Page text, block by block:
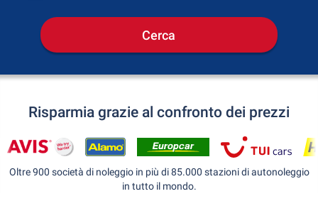
Cerca
Risparmia grazie al confronto dei prezzi
Oltre 900 società di noleggio in più di 85.000 stazioni di autonoleggio
in tutto il mondo.